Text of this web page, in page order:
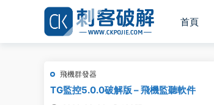
首頁
飛機群發器
TG監控5.0.0破解版 – 飛機監聽軟件